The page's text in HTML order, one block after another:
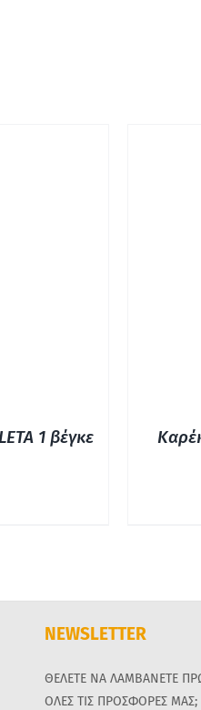
1 βέγκε
NEWSLETTER
ΘΕΛΕΤΕ ΝΑ ΛΑΜΒΑΝΕΤΕ
ΟΛΕΣ ΤΙΣ ΠΡΟΣΦΟΡΕΣ ΜΑΣ;